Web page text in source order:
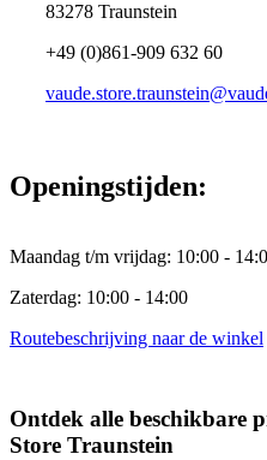
83278 Traunstein
+49 (0)861-909 632 60
Openingstijden:
Maandag t/m vrijdag: 10:00 -
Zaterdag: 10:00 - 14:00
Routebeschrijving naar de winkel
Ontdek alle beschikbare
Store Traunstein